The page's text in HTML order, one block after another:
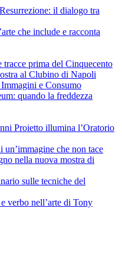
il dialogo tra
che include e racconta
tracce prima del Cinquecento
al Clubino di Napoli
e Consumo
quando la freddezza
Proietto illumina l’Oratorio
che non tace
nella nuova mostra di
sulle tecniche del
verbo nell’arte di Tony